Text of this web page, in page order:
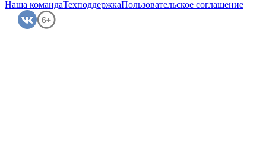
Наша командаТехподдержкаПользовательское соглашение